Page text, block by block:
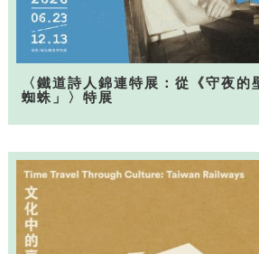
〈鐵道詩人錦連特展：從《守夜的
蜘蛛」〉特展